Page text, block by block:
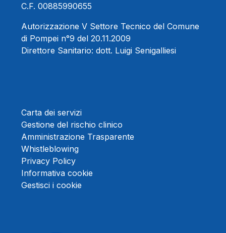
C.F. 00885990655
Autorizzazione V Settore Tecnico del Comune
di Pompei n°9 del 20.11.2009
Direttore Sanitario: dott. Luigi Senigalliesi
Carta dei servizi
Gestione del rischio clinico
Amministrazione Trasparente
Whistleblowing
Privacy Policy
Informativa cookie
Gestisci i cookie